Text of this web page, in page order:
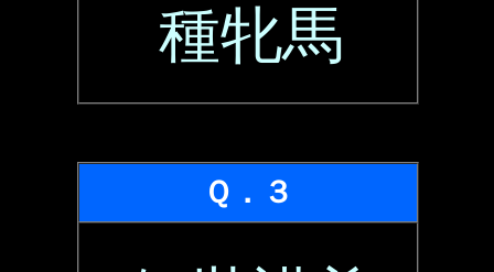
種牝馬
Ｑ．３